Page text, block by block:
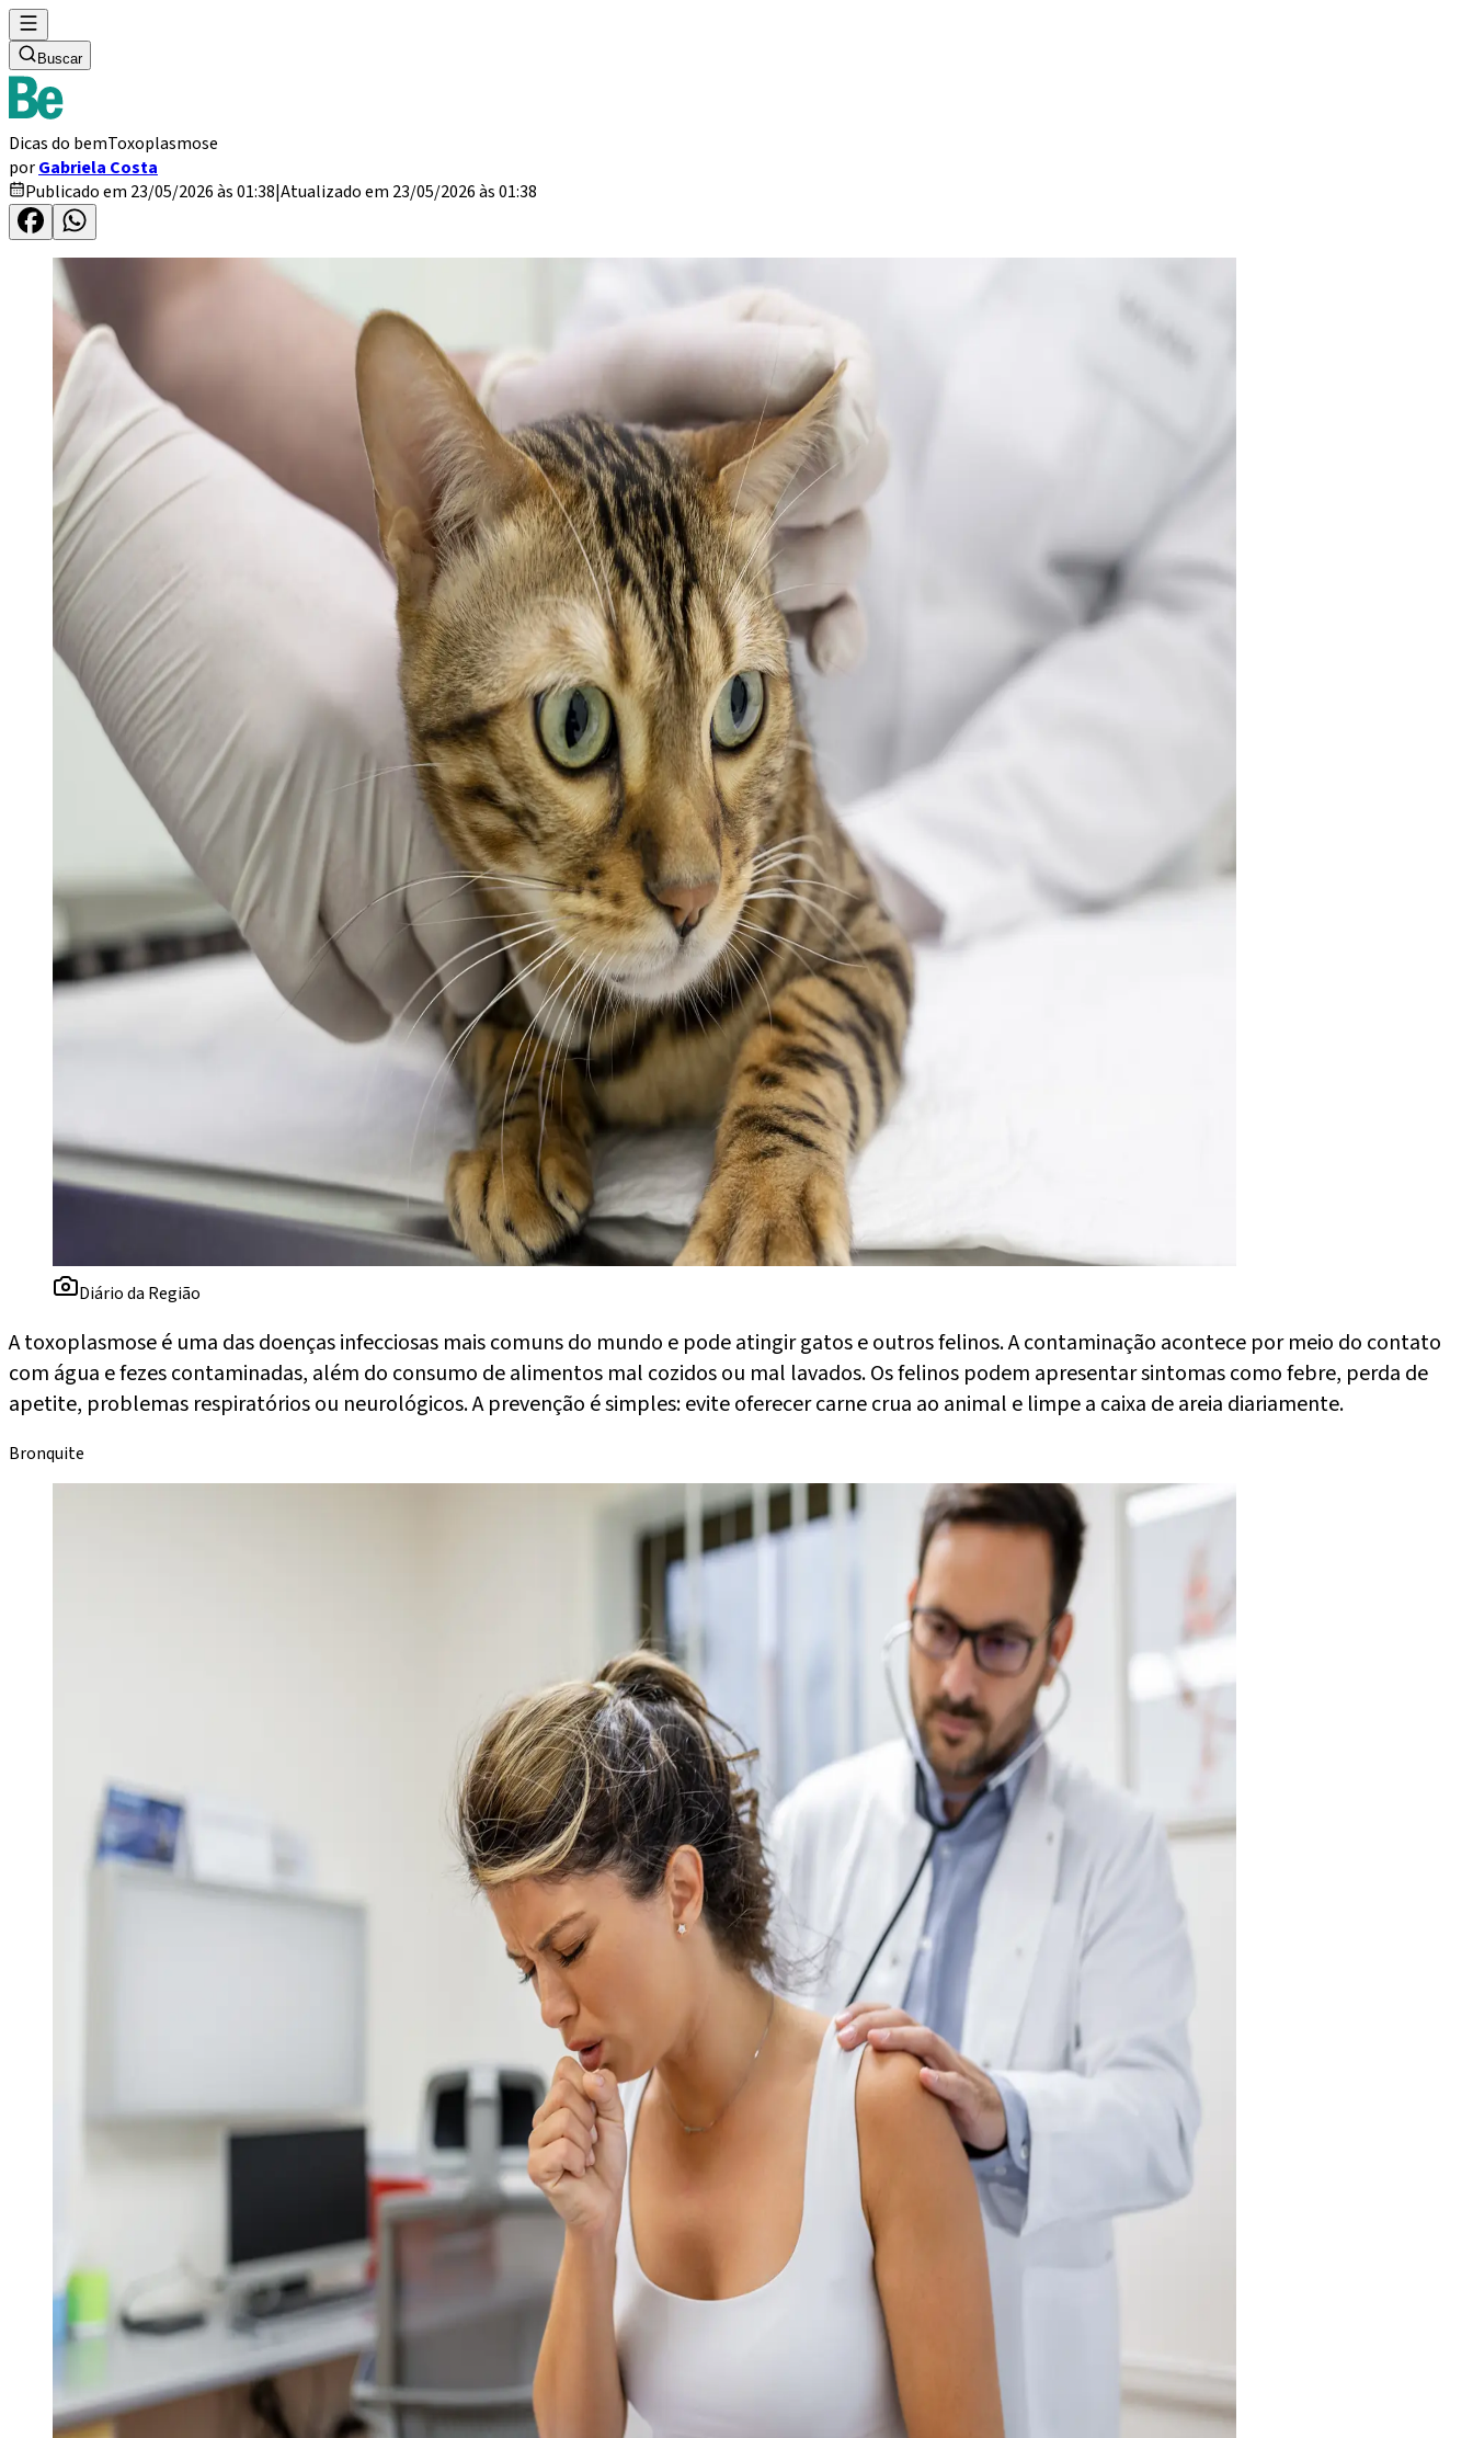
Buscar
Dicas do bemToxoplasmose
porGabriela Costa
Publicado em 23/05/2026 às 01:38|Atualizado em 23/05/2026 às 01:38
Diário da Região
A toxoplasmose é uma das doenças infecciosas mais comuns do mundo e pode atingir gatos e outros felinos. A contaminação acontece por meio do contato
com água e fezes contaminadas, além do consumo de alimentos mal cozidos ou mal lavados. Os felinos podem apresentar sintomas como febre, perda de
apetite, problemas respiratórios ou neurológicos. A prevenção é simples: evite oferecer carne crua ao animal e limpe a caixa de areia diariamente.
Bronquite